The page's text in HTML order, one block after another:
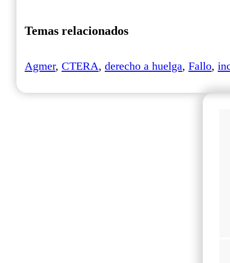
Temas relacionados
Agmer, CTERA, derecho a huelga, Fallo,